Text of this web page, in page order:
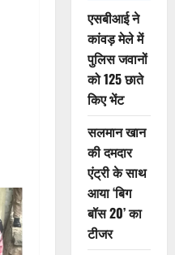
एसबीआई ने
कांवड़ मेले में
पुलिस जवानों
को 125 छाते
किए भेंट
सलमान खान
की दमदार
एंट्री के साथ
आया ‘बिग
बॉस 20’ का
टीजर